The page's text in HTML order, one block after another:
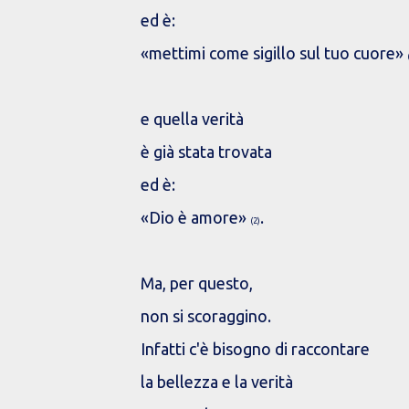
ed è:
«mettimi come sigillo sul tuo cuore»
e quella verità
è già stata trovata
ed è:
«Dio è amore» (2) .
Ma, per questo,
non si scoraggino.
Infatti c'è bisogno di raccontare
la bellezza e la verità